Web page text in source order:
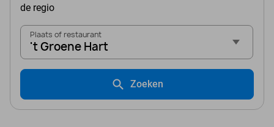
de regio
Plaats of restaurant
't Groene Hart
Zoeken